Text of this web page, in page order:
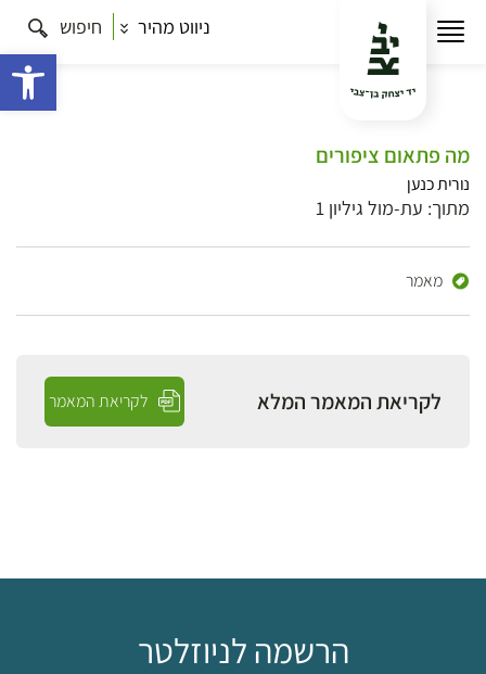
ניווט מהיר חיפוש
מה פתאום ציפורים
נורית כנען
מתוך: עת-מול גיליון 1
מאמר
לקריאת המאמר המלא לקריאת המאמר
הרשמה לניוזלטר